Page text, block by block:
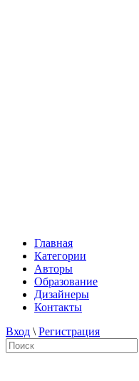
Главная
Категории
Авторы
Образование
Дизайнеры
Контакты
Вход \ Регистрация